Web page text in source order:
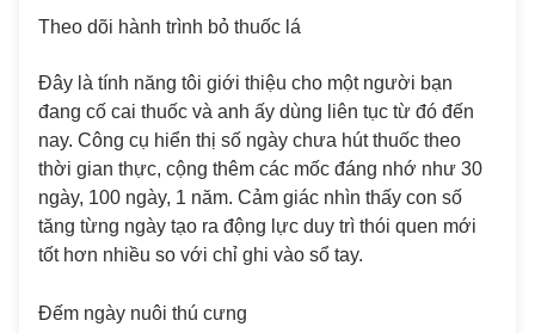
Theo dõi hành trình bỏ thuốc lá
Đây là tính năng tôi giới thiệu cho một người bạn
đang cố cai thuốc và anh ấy dùng liên tục từ đó đến
nay. Công cụ hiển thị số ngày chưa hút thuốc theo
thời gian thực, cộng thêm các mốc đáng nhớ như 30
ngày, 100 ngày, 1 năm. Cảm giác nhìn thấy con số
tăng từng ngày tạo ra động lực duy trì thói quen mới
tốt hơn nhiều so với chỉ ghi vào sổ tay.
Đếm ngày nuôi thú cưng